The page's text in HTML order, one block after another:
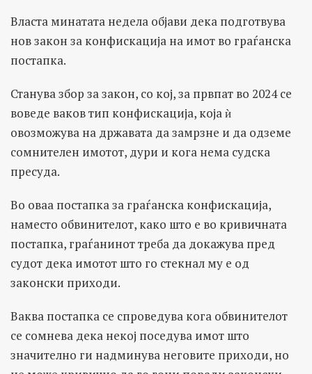
Власта минатата недела објави дека подготвува
нов закон за конфискација на имот во граѓанска
постапка.
Станува збор за закон, со кој, за првпат во 2024 се
воведе ваков тип конфискација, која ѝ
овозможува на државата да замрзне и да одземе
сомнителен имотот, дури и кога нема судска
пресуда.
Во оваа постапка за граѓанска конфискација,
наместо обвинителот, како што е во кривичната
постапка, граѓанинот треба да докажува пред
судот дека имотот што го стекнал му е од
законски приходи.
Ваква постапка се спроведува кога обвинителот
се сомнева дека некој поседува имот што
значително ги надминува неговите приходи, но